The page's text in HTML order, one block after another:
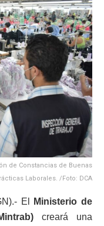
de Constancias de Buenas
Laborales. /Foto: DCA
El
Ministerio de
creará una